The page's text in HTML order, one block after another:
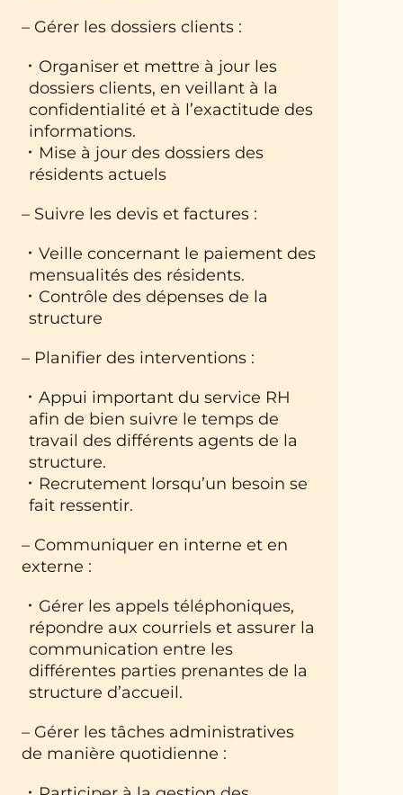
– Gérer les dossiers clients :
Organiser et mettre à jour les
dossiers clients, en veillant à la
confidentialité et à l’exactitude des
informations.
Mise à jour des dossiers des
résidents actuels
– Suivre les devis et factures :
Veille concernant le paiement des
mensualités des résidents.
Contrôle des dépenses de la
structure
– Planifier des interventions :
Appui important du service RH
afin de bien suivre le temps de
travail des différents agents de la
structure.
Recrutement lorsqu’un besoin se
fait ressentir.
– Communiquer en interne et en
externe :
Gérer les appels téléphoniques,
répondre aux courriels et assurer la
communication entre les
différentes parties prenantes de la
structure d’accueil.
– Gérer les tâches administratives
de manière quotidienne :